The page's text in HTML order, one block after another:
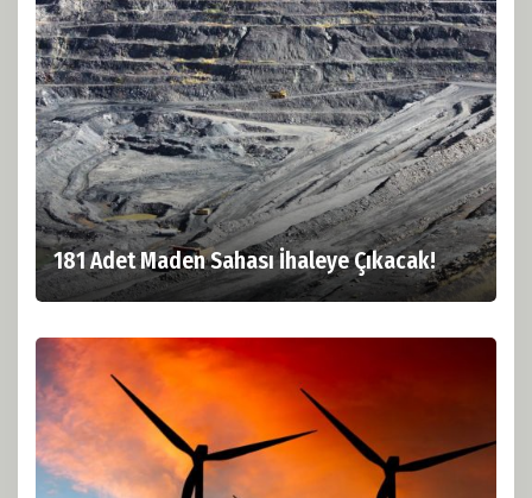
181 Adet Maden Sahası İhaleye Çıkacak!